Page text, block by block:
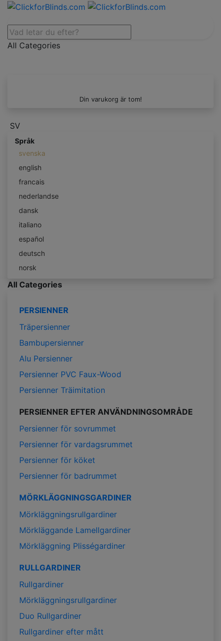
All Categories
Din varukorg är tom!
SV
Språk
svenska
english
francais
nederlandse
dansk
italiano
español
deutsch
norsk
All Categories
PERSIENNER
Träpersienner
Bambupersienner
Alu Persienner
Persienner PVC Faux-Wood
Persienner Träimitation
PERSIENNER EFTER ANVÄNDNINGSOMRÅDE
Persienner för sovrummet
Persienner för vardagsrummet
Persienner för köket
Persienner för badrummet
MÖRKLÄGGNINGSGARDINER
Mörkläggningsrullgardiner
Mörkläggande Lamellgardiner
Mörkläggning Plisségardiner
RULLGARDINER
Rullgardiner
Mörkläggningsrullgardiner
Duo Rullgardiner
Rullgardiner efter mått